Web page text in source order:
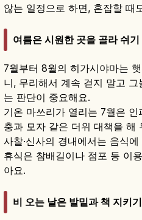
않는 일정으로 하면, 혼잡할 때
여름은 시원한 곳을 골라 쉬기
7월부터 8월의 히가시야마는
니, 무리해서 계속 걷지 말고
는 판단이 중요해요.
기온 마쓰리가 열리는 7월은
충과 모자 같은 더위 대책을 해
사찰·신사의 경내에서는 음식
휴식은 참배길이나 점포 등 이
아요.
비 오는 날은 발밑과 책 지키기